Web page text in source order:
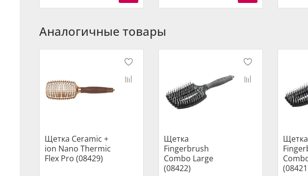
Аналогичные товары
Щетка Ceramic +
ion Nano Thermic
Flex Pro (08429)
Щетка
Fingerbrush
Combo Large
(08422)
Щетка